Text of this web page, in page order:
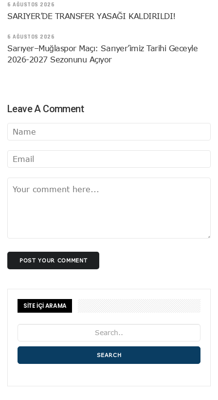
6 AĞUSTOS 2026
SARIYER’DE TRANSFER YASAĞI KALDIRILDI!
6 AĞUSTOS 2026
Sarıyer–Muğlaspor Maçı: Sarıyer’imiz Tarihi Geceyle
2026-2027 Sezonunu Açıyor
Leave A Comment
POST YOUR COMMENT
SİTE İÇİ ARAMA
SEARCH